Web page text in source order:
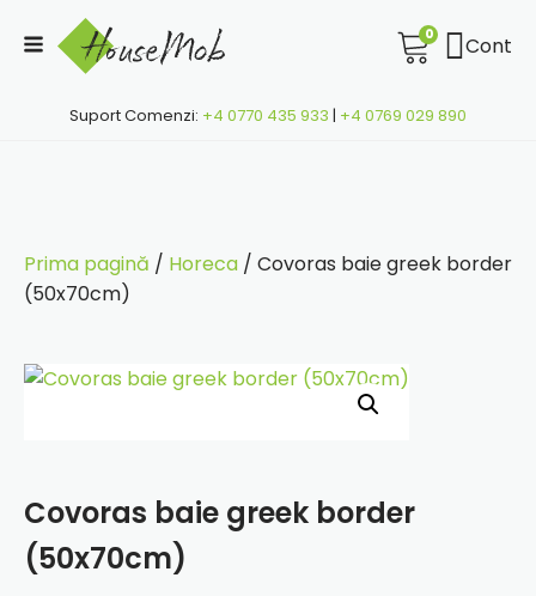
0 Cont
Suport Comenzi: +4 0770 435 933 | +4 0769 029 890
Prima pagină / Horeca / Covoras baie greek border
(50x70cm)
Covoras baie greek border
(50x70cm)